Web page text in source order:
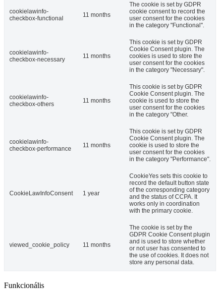
cookielawinfo-
checkbox-functional
11 months
The cookie is set by GDPR
cookie consent to record the
user consent for the cookies
in the category "Functional".
cookielawinfo-
checkbox-necessary
11 months
This cookie is set by GDPR
Cookie Consent plugin. The
cookies is used to store the
user consent for the cookies
in the category "Necessary".
cookielawinfo-
checkbox-others
11 months
This cookie is set by GDPR
Cookie Consent plugin. The
cookie is used to store the
user consent for the cookies
in the category "Other.
cookielawinfo-
checkbox-performance
11 months
This cookie is set by GDPR
Cookie Consent plugin. The
cookie is used to store the
user consent for the cookies
in the category "Performance".
CookieLawInfoConsent 1 year
CookieYes sets this cookie to
record the default button state
of the corresponding category
and the status of CCPA. It
works only in coordination
with the primary cookie.
viewed_cookie_policy 11 months
The cookie is set by the
GDPR Cookie Consent plugin
and is used to store whether
or not user has consented to
the use of cookies. It does not
store any personal data.
Funkcionális